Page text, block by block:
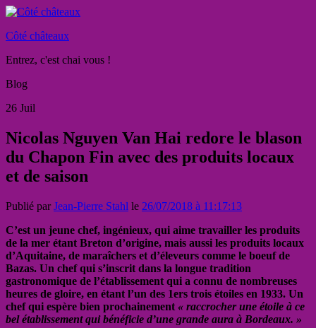
Côté châteaux
Entrez, c'est chai vous !
Blog
26 Juil
Nicolas Nguyen Van Hai redore le blason
du Chapon Fin avec des produits locaux
et de saison
Publié parJean-Pierre Stahl le 26/07/2018 à 11:17:13
C’est un jeune chef, ingénieux, qui aime travailler les produits
de la mer étant Breton d’origine, mais aussi les produits locaux
d’Aquitaine, de maraîchers et d’éleveurs comme le boeuf de
Bazas. Un chef qui s’inscrit dans la longue tradition
gastronomique de l’établissement qui a connu de nombreuses
heures de gloire, en étant l’un des 1ers trois étoiles en 1933. Un
chef qui espère bien prochainement « raccrocher une étoile à ce
bel établissement qui bénéficie d’une grande aura à Bordeaux. »